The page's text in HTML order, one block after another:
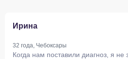
Ирина
32 года, Чебоксары
Когда нам поставили диагноз, я не